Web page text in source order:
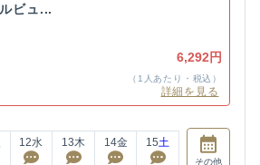
ビュ...
6,292円
（1人あたり・税込）
詳細を見る
12水 13木 14金 15土
その他